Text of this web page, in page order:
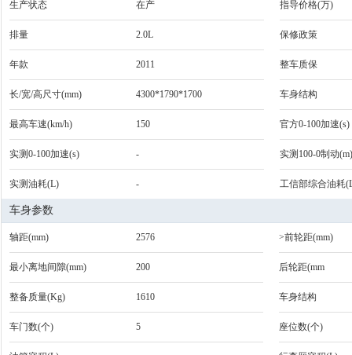
生产状态 在产 指导价格(万)
排量 2.0L 保修政策
年款 2011 整车质保
长/宽/高尺寸(mm) 4300*1790*1700 车身结构
最高车速(km/h) 150 官方0-100加速(s)
实测0-100加速(s) - 实测100-0制动(m)
实测油耗(L) - 工信部综合油耗
车身参数
轴距(mm) 2576 >前轮距(mm)
最小离地间隙(mm) 200 后轮距(mm
整备质量(Kg) 1610 车身结构
车门数(个) 5 座位数(个)